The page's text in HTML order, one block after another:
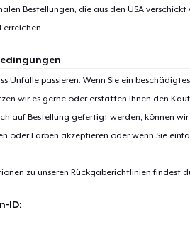
Bestellungen, die aus den USA
erreichen.
Unfälle passieren. Wenn Sie ein
wir es gerne oder erstatten Ihnen den
auf Bestellung gefertigt werden, können
oder Farben akzeptieren oder wenn Sie
zu unseren Rückgaberichtlinien findest
ID:
1Artikel